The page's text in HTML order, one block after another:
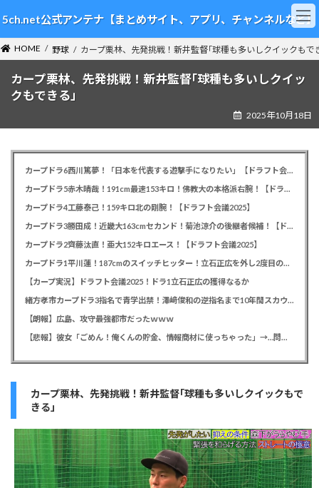
ン
テ
ン
ツ
ビ
ゲ
ー
シ
5ch.net公式アンテナ【まとめサイト、アプリ、チャンネルなど】
HOME 野球 カープ栗林、先発挑戦！新井監督｢球種も多いしクイックもで
カープ栗林、先発挑戦！新井監督｢球種も多いしクイッ
クもできる」
2025年10月18日
カープドラ6西川篤夢！「日本を代表する遊撃手になりたい」【ドラフト会議2025】
カープドラ5赤木晴哉！191cm最速153キロ！佛教大の本格派右腕！【ドラフト会議2025】
カープドラ4工藤泰己！159キロ北の剛腕！【ドラフト会議2025】
カープドラ3勝田成！近畿大163cmセカンド！菊池涼介の後継者候補！【ドラフト会議2025】
カープドラ2齊藤汰直！亜大152キロエース！【ドラフト会議2025】
カープドラ1平川蓮！187cmのスイッチヒッター！立石正広を外し2度目の重複も新井監督がクジを引き当てる！【ドラフト会議2025】
【カープ実況】ドラフト会議2025！ドラ1立石正広の獲得なるか
緒方孝市カープドラ3指名で青学出禁！澤﨑俊和の逆指名まで10年間スカウト出禁
【朗報】広島、攻守最強都市だったｗｗｗ
【悲報】彼女「ごめん！俺くんの貯金、情報商材に使っちゃった」→…問い詰めたらギャン泣きされたんだが俺が悪いのか？
カープ栗林、先発挑戦！新井監督｢球種も多いしクイックもで
きる」